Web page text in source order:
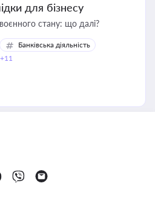
для бізнесу
стану: що далі?
Банківська діяльність
+11